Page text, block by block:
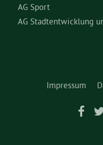
AG Sport
AG Stadtentwicklung
Impressum